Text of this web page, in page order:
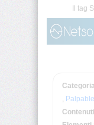
Condizionali
Deprecati
Browser
Il tag
,